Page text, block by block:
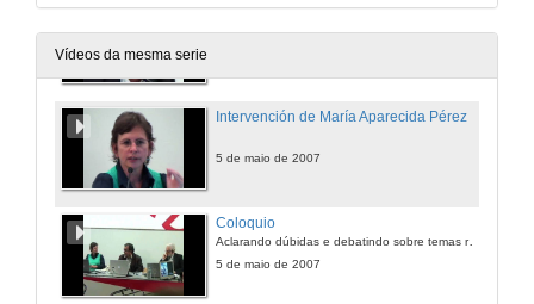
Vídeos da mesma serie
Intervención de Francesco Tonucci
Intervención de María Aparecida Pérez
5 de maio de 2007
Coloquio
Aclarando dúbidas e debatindo sobre temas relacionados
5 de maio de 2007